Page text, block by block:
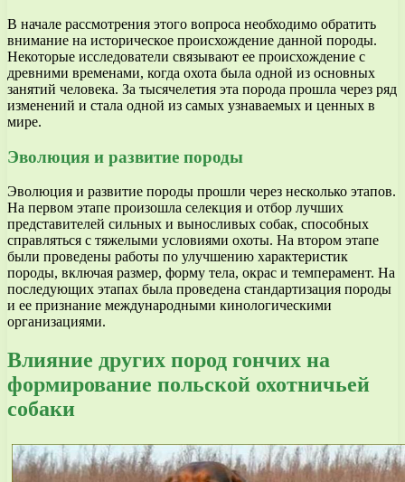
В начале рассмотрения этого вопроса необходимо обратить
внимание на историческое происхождение данной породы.
Некоторые исследователи связывают ее происхождение с
древними временами, когда охота была одной из основных
занятий человека. За тысячелетия эта порода прошла через ряд
изменений и стала одной из самых узнаваемых и ценных в
мире.
Эволюция и развитие породы
Эволюция и развитие породы прошли через несколько этапов.
На первом этапе произошла селекция и отбор лучших
представителей сильных и выносливых собак, способных
справляться с тяжелыми условиями охоты. На втором этапе
были проведены работы по улучшению характеристик
породы, включая размер, форму тела, окрас и темперамент. На
последующих этапах была проведена стандартизация породы
и ее признание международными кинологическими
организациями.
Влияние других пород гончих на
формирование польской охотничьей
собаки